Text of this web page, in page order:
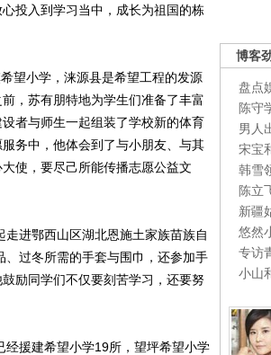
博客
盘点
陈守
男人
宋宝
韩雪
陈立
新疆
悠然
专访
小山
投入到学习当中，成长为祖国的栋
小学，涞源县是希望工程的发源
，苏有朋特地为学生们准备了丰富
者与师生一起组装了学校新的体育
务中，他体会到了与小朋友、与其
使，要尽己所能传播志愿公益文
进鄂西山区湖北恩施土家族苗族自
过冬所需的手套与围巾，还参加手
励同学们不仅要刻苦学习，还要努
援建希望小学19所，望坪希望小学